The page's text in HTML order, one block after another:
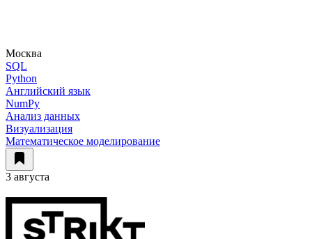
Москва
SQL
Python
Английский язык
NumPy
Анализ данных
Визуализация
Математическое моделирование
3 августа